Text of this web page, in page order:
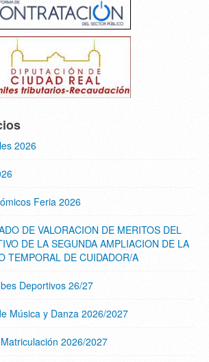
2026
Feria 2026
DE VALORACION DE MERITOS DEL
DE LA SEGUNDA AMPLIACION DE LA
TEMPORAL DE CUIDADOR/A
Deportivos 26/27
Música y Danza 2026/2027
2026/2027